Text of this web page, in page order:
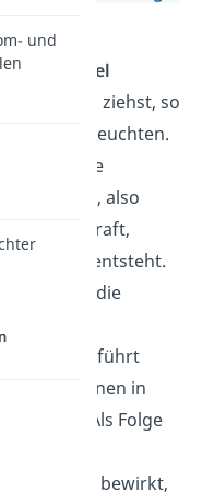
rechts ziehst, so
an zu leuchten.
die
dir bewegt, also
Kraft,
entsteht.
Fall wirkt die
und führt
die Elektronen in
Als Folge
, welcher bewirkt,
und